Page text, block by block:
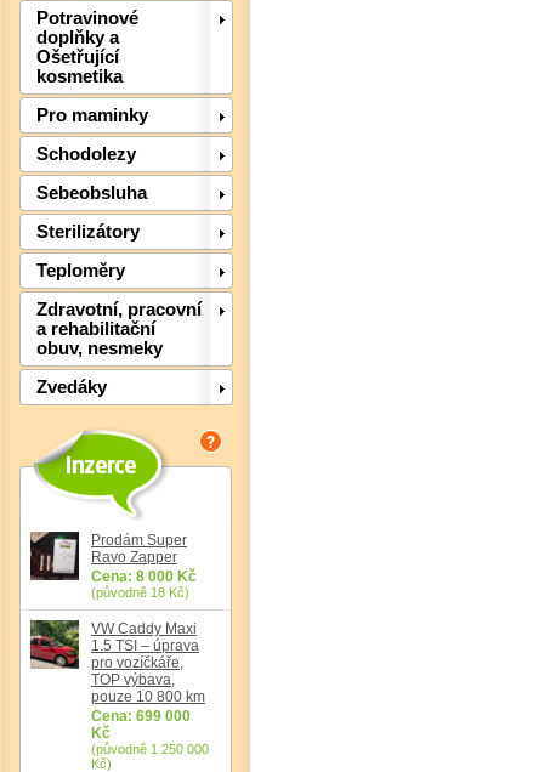
Potravinové
doplňky a
Ošetřující
kosmetika
Pro maminky
Schodolezy
Sebeobsluha
Sterilizátory
Teploměry
Zdravotní, pracovní
a rehabilitační
obuv, nesmeky
Zvedáky
Prodám Super
Ravo Zapper
Cena: 8 000 Kč
(původně 18 Kč)
VW Caddy Maxi
1.5 TSI – úprava
pro vozíčkáře,
TOP výbava,
pouze 10 800 km
Cena: 699 000
Kč
(původně 1 250 000
Kč)